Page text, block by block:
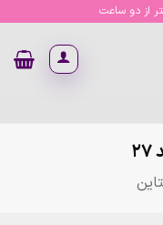
از دو ساعت